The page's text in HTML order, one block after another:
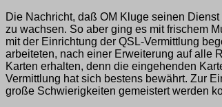
Die Nachricht, daß OM Kluge seinen
zu wachsen. So aber ging es mit frischem
mit der Einrichtung der QSL-Vermittlung
arbeiteten, nach einer Erweiterung auf alle
Karten erhalten, denn die eingehenden
Vermittlung hat sich bestens bewährt. Zur
große Schwierigkeiten gemeistert werden